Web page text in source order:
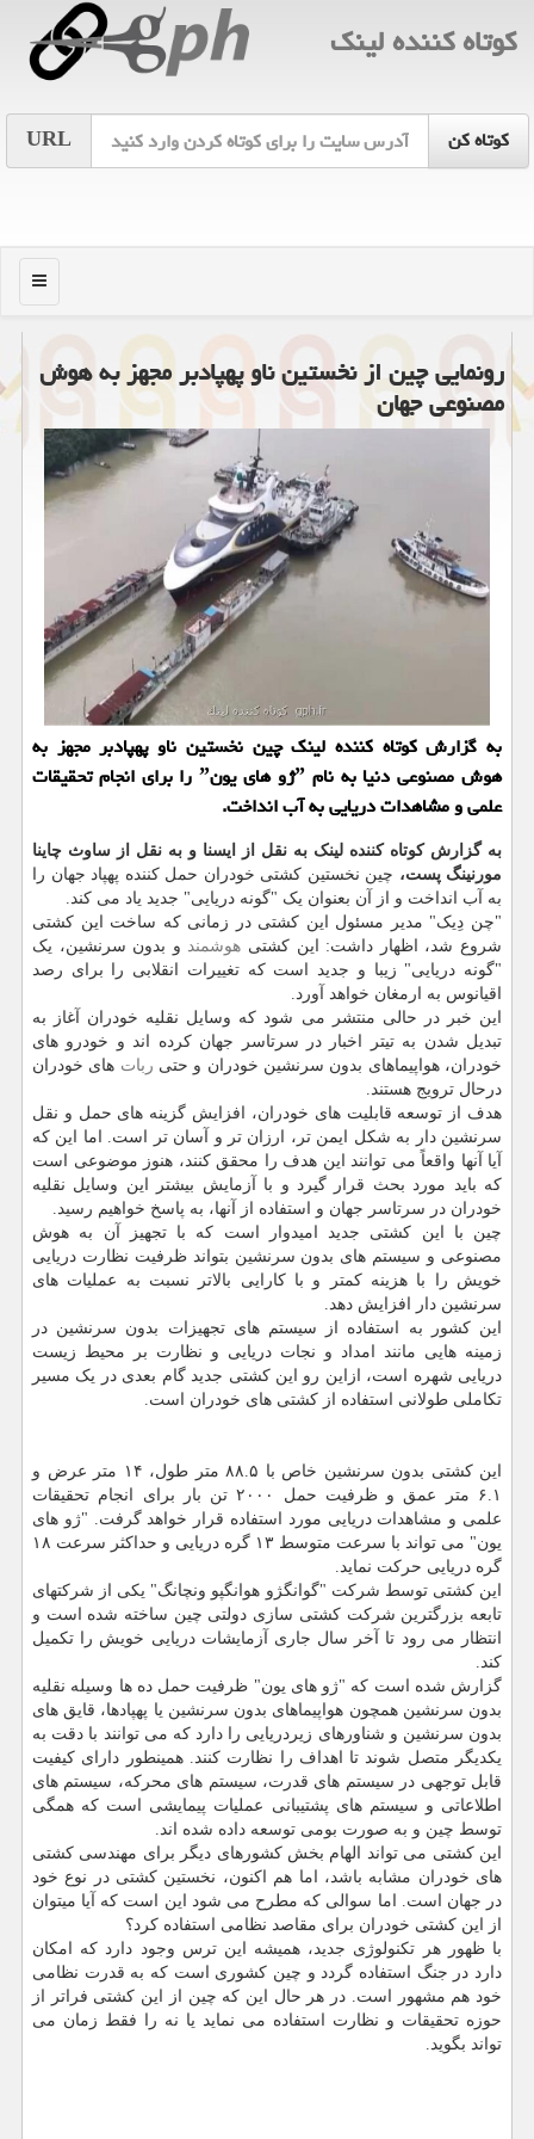
كوتاه كننده لینك
URL
منو
رونمایی چین از نخستین ناو پهپادبر مجهز به هوش
مصنوعی جهان
به گزارش کوتاه کننده لینک چین نخستین ناو پهپادبر مجهز به
هوش مصنوعی دنیا به نام ˮژو های یونˮ را برای انجام تحقیقات
علمی و مشاهدات دریایی به آب انداخت.
به گزارش کوتاه کننده لینک به نقل از ایسنا و به نقل از ساوث چاینا
مورنینگ پست، چین نخستین کشتی خودران حمل کننده پهپاد جهان را
به آب انداخت و از آن بعنوان یک "گونه دریایی" جدید یاد می کند.
"چن دِیک" مدیر مسئول این کشتی در زمانی که ساخت این کشتی
شروع شد، اظهار داشت: این کشتی هوشمند و بدون سرنشین، یک
"گونه دریایی" زیبا و جدید است که تغییرات انقلابی را برای رصد
اقیانوس به ارمغان خواهد آورد.
این خبر در حالی منتشر می شود که وسایل نقلیه خودران آغاز به
تبدیل شدن به تیتر اخبار در سرتاسر جهان کرده اند و خودرو های
خودران، هواپیماهای بدون سرنشین خودران و حتی ربات های خودران
درحال ترویج هستند.
هدف از توسعه قابلیت های خودران، افزایش گزینه های حمل و نقل
سرنشین دار به شکل ایمن تر، ارزان تر و آسان تر است. اما این که
آیا آنها واقعاً می توانند این هدف را محقق کنند، هنوز موضوعی است
که باید مورد بحث قرار گیرد و با آزمایش بیشتر این وسایل نقلیه
خودران در سرتاسر جهان و استفاده از آنها، به پاسخ خواهیم رسید.
چین با این کشتی جدید امیدوار است که با تجهیز آن به هوش
مصنوعی و سیستم های بدون سرنشین بتواند ظرفیت نظارت دریایی
خویش را با هزینه کمتر و با کارایی بالاتر نسبت به عملیات های
سرنشین دار افزایش دهد.
این کشور به استفاده از سیستم های تجهیزات بدون سرنشین در
زمینه هایی مانند امداد و نجات دریایی و نظارت بر محیط زیست
دریایی شهره است، ازاین رو این کشتی جدید گام بعدی در یک مسیر
تکاملی طولانی استفاده از کشتی های خودران است.
این کشتی بدون سرنشین خاص با ۸۸.۵ متر طول، ۱۴ متر عرض و
۶.۱ متر عمق و ظرفیت حمل ۲۰۰۰ تن بار برای انجام تحقیقات
علمی و مشاهدات دریایی مورد استفاده قرار خواهد گرفت. "ژو های
یون" می تواند با سرعت متوسط ۱۳ گره دریایی و حداکثر سرعت ۱۸
گره دریایی حرکت نماید.
این کشتی توسط شرکت "گوانگژو هوانگپو ونچانگ" یکی از شرکتهای
تابعه بزرگترین شرکت کشتی سازی دولتی چین ساخته شده است و
انتظار می رود تا آخر سال جاری آزمایشات دریایی خویش را تکمیل
کند.
گزارش شده است که "ژو های یون" ظرفیت حمل ده ها وسیله نقلیه
بدون سرنشین همچون هواپیماهای بدون سرنشین یا پهپادها، قایق های
بدون سرنشین و شناورهای زیردریایی را دارد که می توانند با دقت به
یکدیگر متصل شوند تا اهداف را نظارت کنند. همینطور دارای کیفیت
قابل توجهی در سیستم های قدرت، سیستم های محرکه، سیستم های
اطلاعاتی و سیستم های پشتیبانی عملیات پیمایشی است که همگی
توسط چین و به صورت بومی توسعه داده شده اند.
این کشتی می تواند الهام بخش کشورهای دیگر برای مهندسی کشتی
های خودران مشابه باشد، اما هم اکنون، نخستین کشتی در نوع خود
در جهان است. اما سوالی که مطرح می شود این است که آیا میتوان
از این کشتی خودران برای مقاصد نظامی استفاده کرد؟
با ظهور هر تکنولوژی جدید، همیشه این ترس وجود دارد که امکان
دارد در جنگ استفاده گردد و چین کشوری است که به قدرت نظامی
خود هم مشهور است. در هر حال این که چین از این کشتی فراتر از
حوزه تحقیقات و نظارت استفاده می نماید یا نه را فقط زمان می
تواند بگوید.